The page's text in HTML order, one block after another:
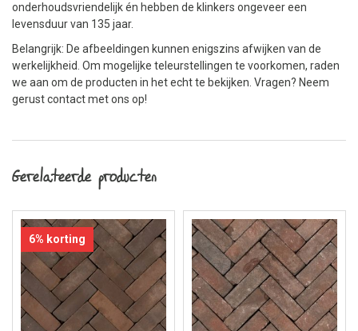
onderhoudsvriendelijk én hebben de klinkers ongeveer een
levensduur van 135 jaar.
Belangrijk: De afbeeldingen kunnen enigszins afwijken van de
werkelijkheid. Om mogelijke teleurstellingen te voorkomen, raden
we aan om de producten in het echt te bekijken. Vragen? Neem
gerust contact met ons op!
Gerelateerde producten
6% korting